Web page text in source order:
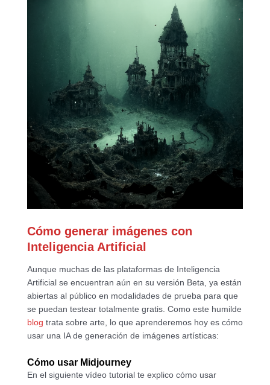
Cómo generar imágenes con
Inteligencia Artificial
Aunque muchas de las plataformas de Inteligencia
Artificial se encuentran aún en su versión Beta, ya están
abiertas al público en modalidades de prueba para que
se puedan testear totalmente gratis. Como este humilde
blog trata sobre arte, lo que aprenderemos hoy es cómo
usar una IA de generación de imágenes artísticas:
Cómo usar Midjourney
En el siguiente vídeo tutorial te explico cómo usar